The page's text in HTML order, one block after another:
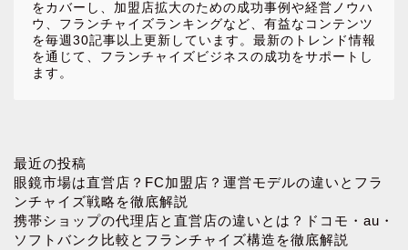
をカバーし、加盟店拡大のための成功事例や経営ノウハ
ウ、フランチャイズランキングなど、有益なコンテンツ
を毎週30記事以上更新しています。最新のトレンド情報
を通じて、フランチャイズビジネスの成功をサポートし
ます。
最近の投稿
眼鏡市場は直営店？FC加盟店？運営モデルの違いとフラ
ンチャイズ戦略を徹底解説
携帯ショップの代理店と直営店の違いとは？ドコモ・au・
ソフトバンク比較とフランチャイズ構造を徹底解説
お問い合わせ